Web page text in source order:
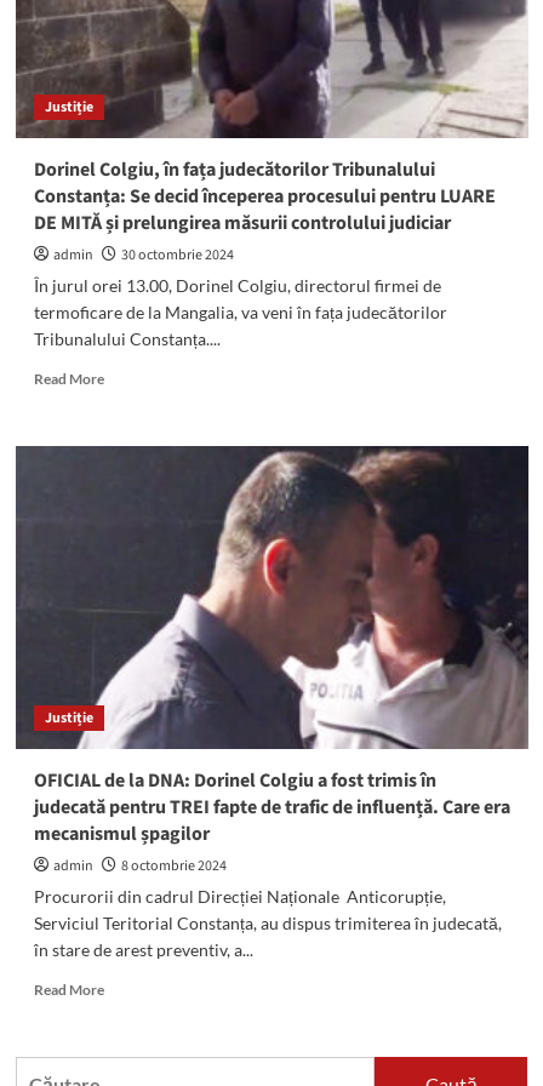
Justiție
Dorinel Colgiu, în fața judecătorilor Tribunalului
Constanța: Se decid începerea procesului pentru LUARE
DE MITĂ și prelungirea măsurii controlului judiciar
admin
30 octombrie 2024
În jurul orei 13.00, Dorinel Colgiu, directorul firmei de
termoficare de la Mangalia, va veni în fața judecătorilor
Tribunalului Constanța....
Read MoreRead
Dorinel
Se
începerea
procesului
pentru
LUARE
DE
și
prelungirea
măsurii
controlului
Justiție
OFICIAL de la DNA: Dorinel Colgiu a fost trimis în
judecată pentru TREI fapte de trafic de influență. Care era
mecanismul șpagilor
admin
8 octombrie 2024
Procurorii din cadrul Direcției Naționale Anticorupție,
Serviciul Teritorial Constanța, au dispus trimiterea în judecată,
în stare de arest preventiv, a...
Read MoreRead
OFICIAL
Caută